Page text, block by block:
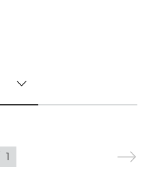
1